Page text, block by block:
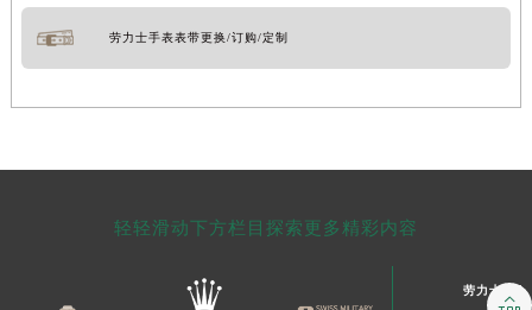
劳力士手表表带更换/订购/定制
轻轻滑动下方栏目探索更多精彩内容
劳力士售后